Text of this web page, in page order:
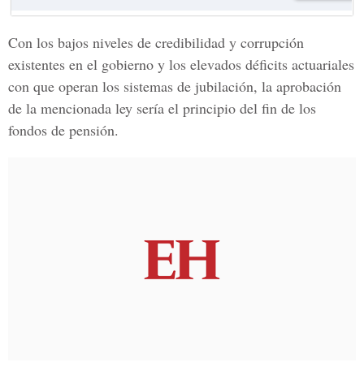
Con los bajos niveles de credibilidad y corrupción
existentes en el gobierno y los elevados déficits actuariales
con que operan los sistemas de jubilación, la aprobación
de la mencionada ley sería el principio del fin de los
fondos de pensión.